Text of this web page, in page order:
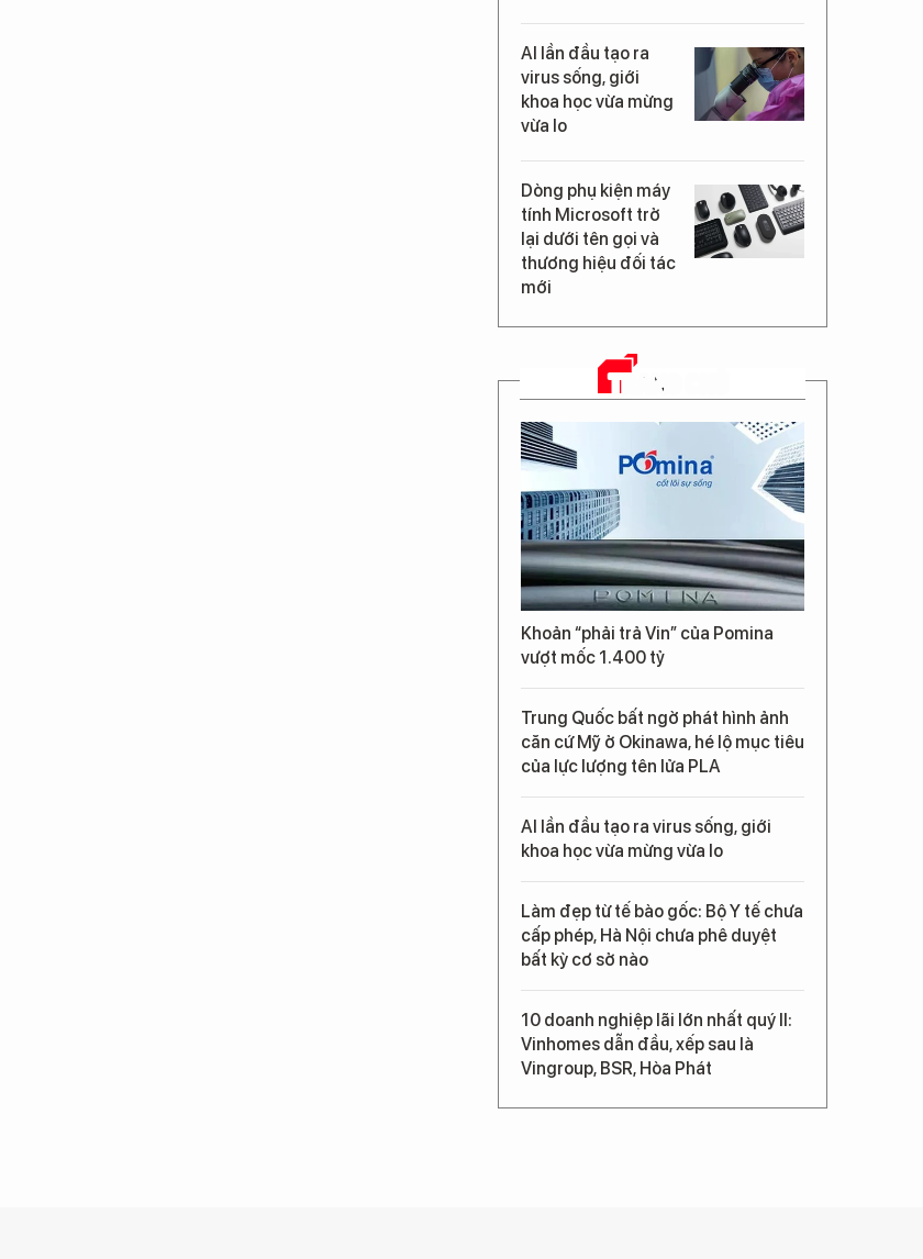
AI lần đầu tạo ra
virus sống, giới
khoa học vừa mừng
vừa lo
Dòng phụ kiện máy
tính Microsoft trở
lại dưới tên gọi và
thương hiệu đối tác
mới
TRANG CHỦ
Khoản “phải trả Vin” của Pomina
vượt mốc 1.400 tỷ
Trung Quốc bất ngờ phát hình ảnh
căn cứ Mỹ ở Okinawa, hé lộ mục tiêu
của lực lượng tên lửa PLA
AI lần đầu tạo ra virus sống, giới
khoa học vừa mừng vừa lo
Làm đẹp từ tế bào gốc: Bộ Y tế chưa
cấp phép, Hà Nội chưa phê duyệt
bất kỳ cơ sở nào
10 doanh nghiệp lãi lớn nhất quý II:
Vinhomes dẫn đầu, xếp sau là
Vingroup, BSR, Hòa Phát